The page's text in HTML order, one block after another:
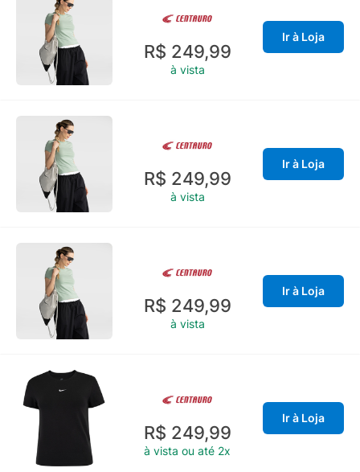
R$ 249,99
à vista
Ir à Loja
R$ 249,99
à vista
Ir à Loja
R$ 249,99
à vista
Ir à Loja
R$ 249,99
à vista ou até 2x
Ir à Loja